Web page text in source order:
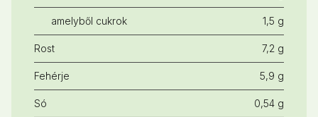
amelyből cukrok 1,5 g
Rost 7,2 g
Fehérje 5,9 g
Só 0,54 g